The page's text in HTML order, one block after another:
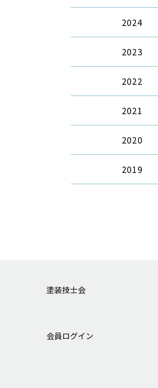
2024
2023
2022
2021
2020
2019
塗装技士会
会員ログイン